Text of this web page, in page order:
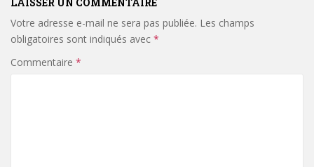
Votre adresse e-mail ne sera pas publiée. Les champs
obligatoires sont indiqués avec *
Commentaire *